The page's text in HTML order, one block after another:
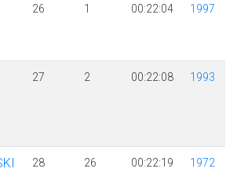
26 1 00:22:04 1997
27 2 00:22:08 1993
28 26 00:22:19 1972